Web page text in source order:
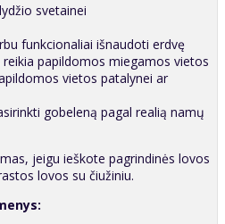
svetainei
funkcionaliai išnaudoti erdvę
papildomos miegamos vietos
vietos patalynei ar
gobeleną pagal realią namų
jeigu ieškote pagrindinės lovos
lovos su čiužiniu.